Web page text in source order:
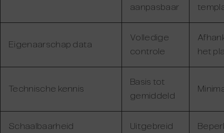
aanpasbaar
Eigenaarschap data
Volledige
controle
het
Technische kennis
Basis tot
gemiddeld
Schaalbaarheid Uitgebreid